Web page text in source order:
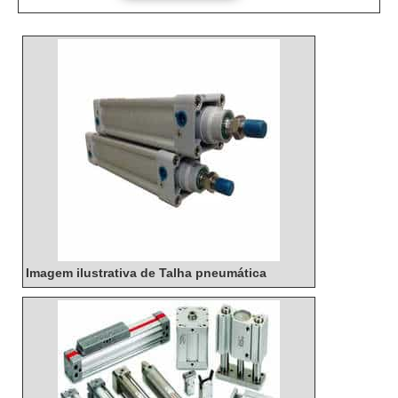
Imagem ilustrativa de Talha pneumática